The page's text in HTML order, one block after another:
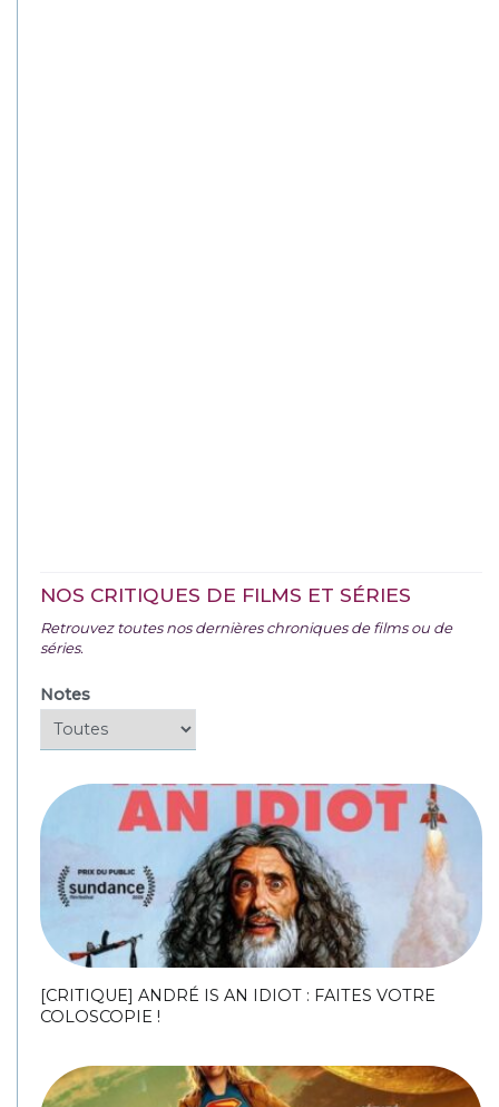
NOS CRITIQUES DE FILMS ET SÉRIES
Retrouvez toutes nos dernières chroniques de films ou de
séries.
Notes
[CRITIQUE] ANDRÉ IS AN IDIOT : FAITES VOTRE
COLOSCOPIE !